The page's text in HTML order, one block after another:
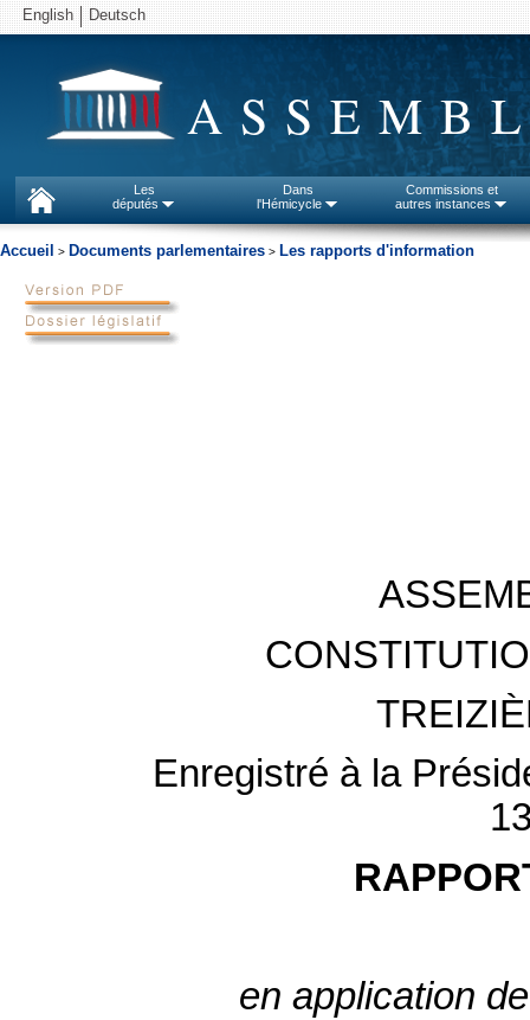
English Deutsch
Les
députés
Dans
l'Hémicycle
Commissions et
autres instances
Accueil > Documents parlementaires > Les rapports d'information
Enregistré à la
en application